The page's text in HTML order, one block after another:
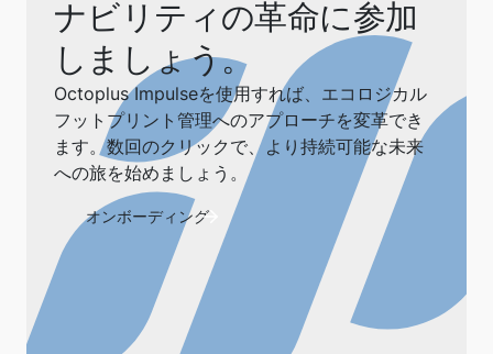
ナビリティの革命に参加
しましょう。
Octoplus Impulseを使用すれば、エコロジカル
フットプリント管理へのアプローチを変革でき
ます。数回のクリックで、より持続可能な未来
への旅を始めましょう。
オンボーディング